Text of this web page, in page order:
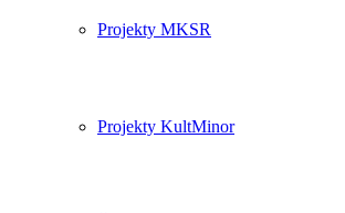
Projekty MKSR
Projekty KultMinor